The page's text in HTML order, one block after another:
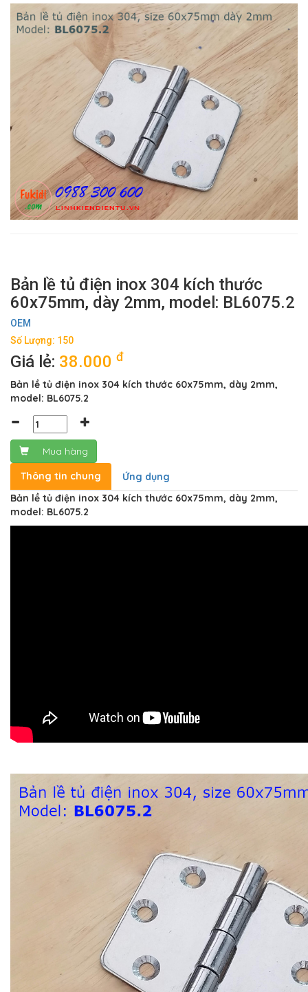
Bản lề tủ điện inox 304 kích thước
60x75mm, dày 2mm, model: BL6075.2
OEM
Số Lượng: 150
Giá lẻ: 38.000 đ
Bản lề tủ điện inox 304 kích thước 60x75mm, dày 2mm,
model: BL6075.2
Mua hàng
Thông tin chung
Ứng dụng
Bản lề tủ điện inox 304 kích thước 60x75mm, dày 2mm,
model: BL6075.2